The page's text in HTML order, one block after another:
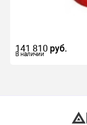
В наличии
141 810 руб.
В наличии